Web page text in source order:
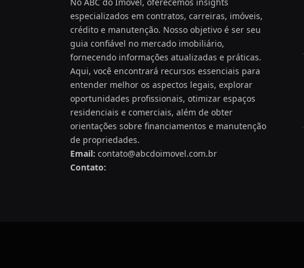
especializados em contratos, carreiras, imóveis,
crédito e manutenção. Nosso objetivo é ser seu
guia confiável no mercado imobiliário,
fornecendo informações atualizadas e práticas.
Aqui, você encontrará recursos essenciais para
entender melhor os aspectos legais, explorar
oportunidades profissionais, otimizar espaços
residenciais e comerciais, além de obter
orientações sobre financiamentos e manutenção
de propriedades.
Email: contato@abcdoimovel.com.br
Contato: